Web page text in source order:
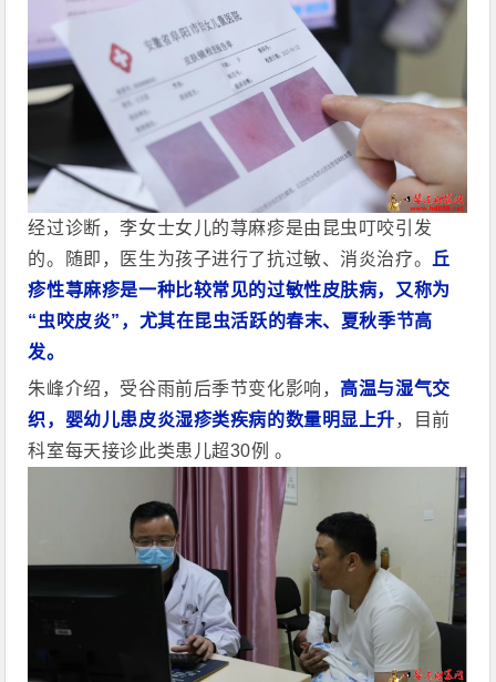
经过诊断，李女士女儿的荨麻疹是由昆虫叮咬引发
的。随即，医生为孩子进行了抗过敏、消炎治疗。
丘
疹性荨麻疹是一种比较常见的过敏性皮肤病，又称为
“虫咬皮炎”，尤其在昆虫活跃的春末、夏秋季节高
发。
朱峰介绍，受谷雨前后季节变化影响， 高温与湿气交
织，婴幼儿患皮炎湿疹类疾病的数量明显上升，目前
科室每天接诊此类患儿超30例 。